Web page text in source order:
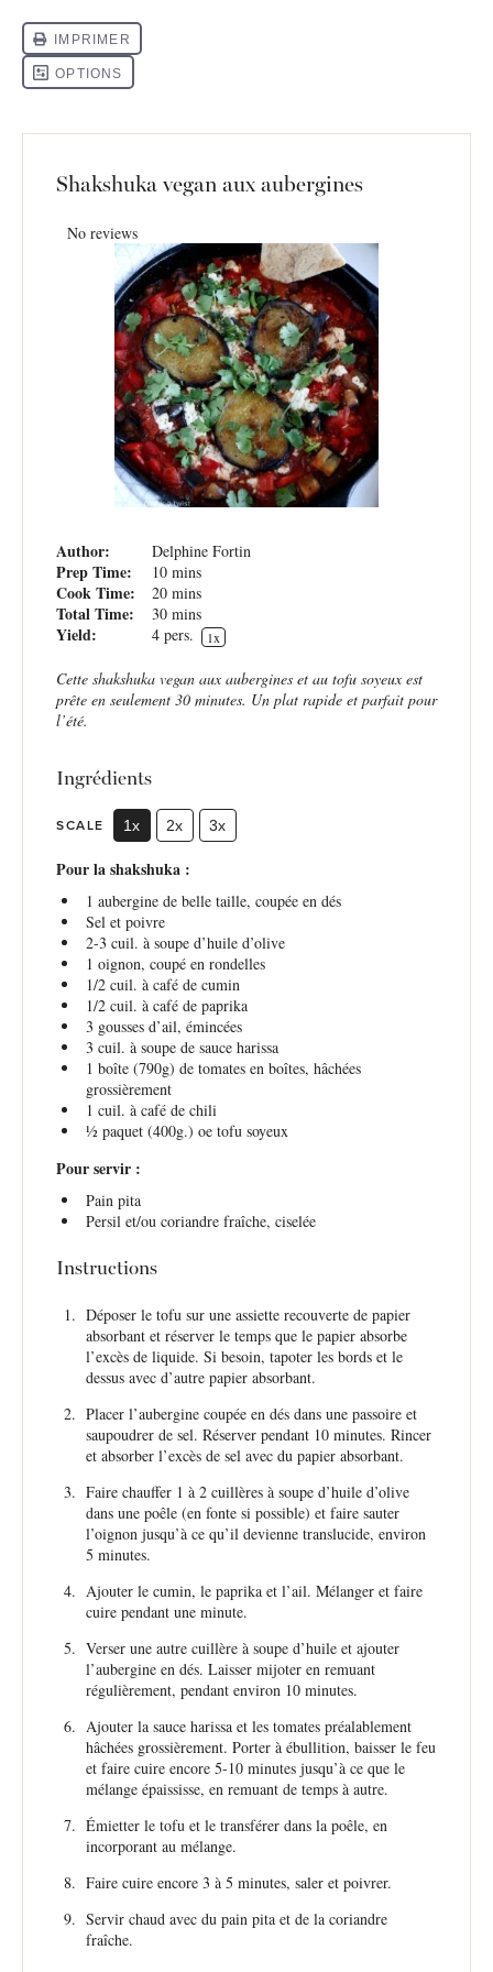
Shakshuka vegan aux aubergines
No reviews
Author: Delphine Fortin
Prep Time: 10 mins
Cook Time: 20 mins
Total Time: 30 mins
Yield: 4 pers. 1x
Cette shakshuka vegan aux aubergines et au tofu soyeux est
prête en seulement 30 minutes. Un plat rapide et parfait pour
l’été.
Ingrédients
SCALE 1x 2x 3x
Pour la shakshuka :
1 aubergine de belle taille, coupée en dés
Sel et poivre
2-3 cuil. à soupe d’huile d’olive
1 oignon, coupé en rondelles
1/2cuil. à café de cumin
1/2cuil. à café de paprika
3 gousses d’ail, émincées
3 cuil. à soupe de sauce harissa
1 boîte (790g) de tomates en boîtes, hâchées
grossièrement
1 cuil. à café de chili
½paquet (400g.) oe tofu soyeux
Pour servir :
Pain pita
Persil et/ou coriandre fraîche, ciselée
Instructions
Déposer le tofu sur une assiette recouverte de papier
absorbant et réserver le temps que le papier absorbe
l’excès de liquide. Si besoin, tapoter les bords et le
dessus avec d’autre papier absorbant.
Placer l’aubergine coupée en dés dans une passoire et
saupoudrer de sel. Réserver pendant 10 minutes. Rincer
et absorber l’excès de sel avec du papier absorbant.
Faire chauffer 1 à 2 cuillères à soupe d’huile d’olive
dans une poêle (en fonte si possible) et faire sauter
l’oignon jusqu’à ce qu’il devienne translucide, environ
5 minutes.
Ajouter le cumin, le paprika et l’ail. Mélanger et faire
cuire pendant une minute.
Verser une autre cuillère à soupe d’huile et ajouter
l’aubergine en dés. Laisser mijoter en remuant
régulièrement, pendant environ 10 minutes.
Ajouter la sauce harissa et les tomates préalablement
hâchées grossièrement. Porter à ébullition, baisser le feu
et faire cuire encore 5-10 minutes jusqu’à ce que le
mélange épaississe, en remuant de temps à autre.
Émietter le tofu et le transférer dans la poêle, en
incorporant au mélange.
Faire cuire encore 3 à 5 minutes, saler et poivrer.
Servir chaud avec du pain pita et de la coriandre
fraîche.